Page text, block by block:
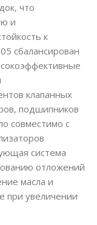
что
и
к
сбалансирован
клапанных
подшипников
совместимо с
система
отложений
масла и
при увеличении